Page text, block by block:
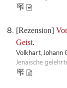
[Rezension]
Geist.
Volkhart, Johann
Jenaische